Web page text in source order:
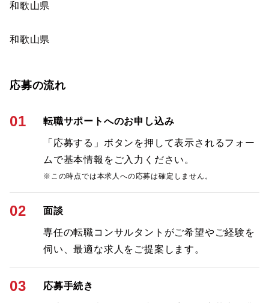
和歌山県
和歌山県
応募の流れ
01 転職サポートへのお申し込み
「応募する」ボタンを押して表示されるフォー
ムで基本情報をご入力ください。
※この時点では本求人への応募は確定しません。
02 面談
専任の転職コンサルタントがご希望やご経験を
伺い、最適な求人をご提案します。
03 応募手続き